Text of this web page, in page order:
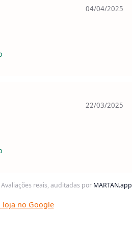
04/04/2025
22/03/2025
Avaliações reais, auditadas por MARTAN.app
loja no Google